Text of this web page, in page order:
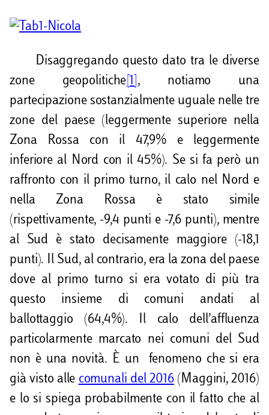
Disaggregando questo dato tra le diverse
zone geopolitiche [1] , notiamo una
partecipazione sostanzialmente uguale nelle tre
zone del paese (leggermente superiore nella
Zona Rossa con il 47,9% e leggermente
inferiore al Nord con il 45%). Se si fa però un
raffronto con il primo turno, il calo nel Nord e
nella Zona Rossa è stato simile
(rispettivamente, -9,4 punti e -7,6 punti), mentre
al Sud è stato decisamente maggiore (-18,1
punti). Il Sud, al contrario, era la zona del paese
dove al primo turno si era votato di più tra
questo insieme di comuni andati al
ballottaggio (64,4%). Il calo dell’affluenza
particolarmente marcato nei comuni del Sud
non è una novità. È un fenomeno che si era
già visto alle comunali del 2016(Maggini, 2016)
e lo si spiega probabilmente con il fatto che al